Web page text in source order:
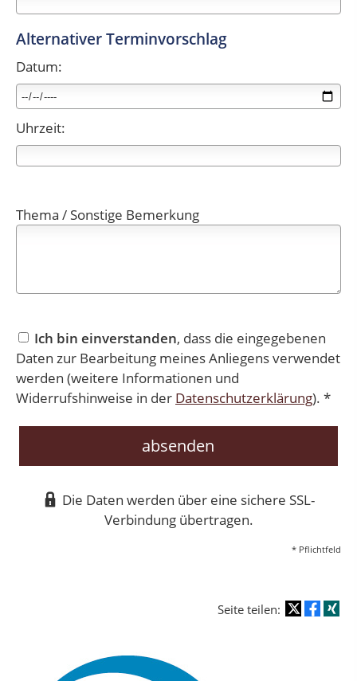
Alternativer Terminvorschlag
Datum:
Uhrzeit:
Thema / Sonstige Bemerkung
Ich bin einverstanden, dass die eingegebenen
Daten zur Bearbeitung meines Anliegens verwendet
werden (weitere Informationen und
Widerrufshinweise in der Datenschutzerklärung). *
absenden
Die Daten werden über eine sichere SSL-
Verbindung übertragen.
* Pflichtfeld
Seite teilen: